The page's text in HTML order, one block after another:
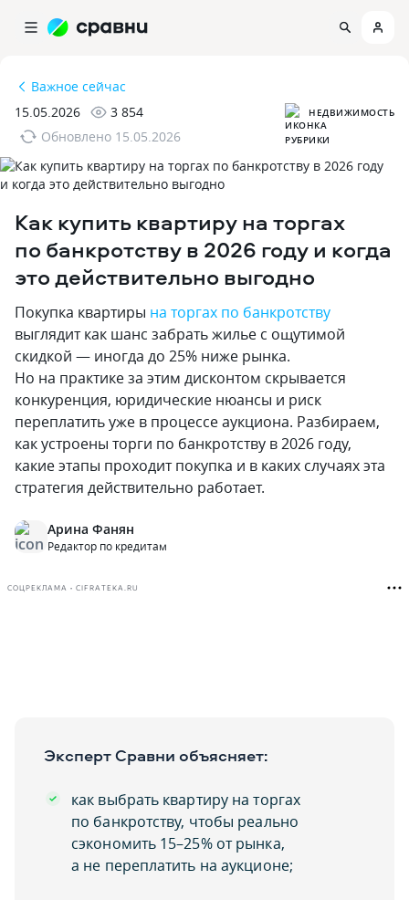
Важное сейчас
15.05.2026
3 854
Обновлено 15.05.2026
НЕДВИЖИМОСТЬ
Как купить квартиру на торгах
по банкротству в 2026 году и когда
это действительно выгодно
Покупка квартиры на торгах по банкротству
выглядит как шанс забрать жилье с ощутимой
скидкой — иногда до 25% ниже рынка.
Но на практике за этим дисконтом скрывается
конкуренция, юридические нюансы и риск
переплатить уже в процессе аукциона. Разбираем,
как устроены торги по банкротству в 2026 году,
какие этапы проходит покупка и в каких случаях эта
стратегия действительно работает.
Арина Фанян
Редактор по кредитам
СОЦРЕКЛАМА • CIFRATEKA.RU
Эксперт Сравни объясняет:
как выбрать квартиру на торгах
по банкротству, чтобы реально
сэкономить 15–25% от рынка,
а не переплатить на аукционе;